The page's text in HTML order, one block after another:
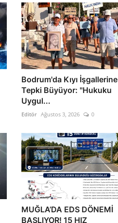
Bodrum'da Kıyı İşgallerine
Tepki Büyüyor: "Hukuku
Uygul...
Editör Ağustos 3, 2026 0
MUĞLA’DA EDS DÖNEMİ
BAŞLIYOR! 15 HIZ